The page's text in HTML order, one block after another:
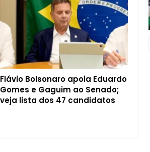
Flávio Bolsonaro apoia Eduardo
Gomes e Gaguim ao Senado;
veja lista dos 47 candidatos